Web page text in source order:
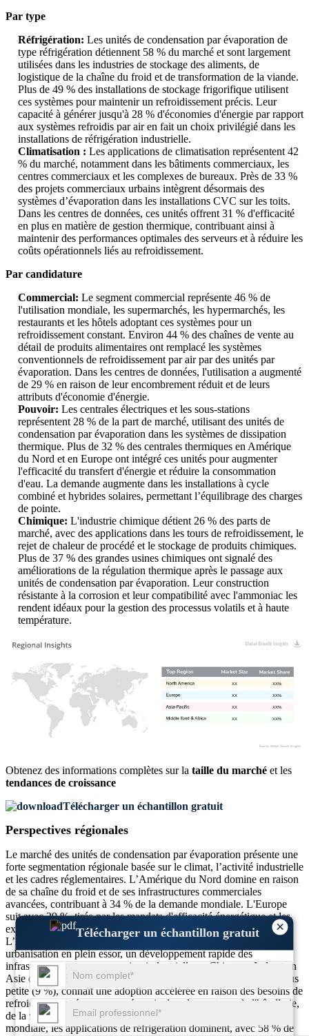
×
Télécharger un échantillon gratuit
Par type
Réfrigération: Les unités de condensation par évaporation de
type réfrigération détiennent 58 % du marché et sont largement
utilisées dans les industries de stockage des aliments, de
logistique de la chaîne du froid et de transformation de la viande.
Plus de 49 % des installations de stockage frigorifique utilisent
ces systèmes pour maintenir un refroidissement précis. Leur
capacité à générer jusqu'à 28 % d'économies d'énergie par rapport
aux systèmes refroidis par air en fait un choix privilégié dans les
installations de réfrigération industrielle.
Climatisation : Les applications de climatisation représentent 42
% du marché, notamment dans les bâtiments commerciaux, les
centres commerciaux et les complexes de bureaux. Près de 33 %
des projets commerciaux urbains intègrent désormais des
systèmes d’évaporation dans les installations CVC sur les toits.
Dans les centres de données, ces unités offrent 31 % d'efficacité
en plus en matière de gestion thermique, contribuant ainsi à
maintenir des performances optimales des serveurs et à réduire les
coûts opérationnels liés au refroidissement.
Par candidature
Commercial: Le segment commercial représente 46 % de
l'utilisation mondiale, les supermarchés, les hypermarchés, les
restaurants et les hôtels adoptant ces systèmes pour un
refroidissement constant. Environ 44 % des chaînes de vente au
détail de produits alimentaires ont remplacé les systèmes
conventionnels de refroidissement par air par des unités par
évaporation. Dans les centres de données, l'utilisation a augmenté
de 29 % en raison de leur encombrement réduit et de leurs
attributs d'économie d'énergie.
Pouvoir: Les centrales électriques et les sous-stations
représentent 28 % de la part de marché, utilisant des unités de
condensation par évaporation dans les systèmes de dissipation
thermique. Plus de 32 % des centrales thermiques en Amérique
du Nord et en Europe ont intégré ces unités pour augmenter
l'efficacité du transfert d'énergie et réduire la consommation
d'eau. La demande augmente dans les installations à cycle
combiné et hybrides solaires, permettant l’équilibrage des charges
de pointe.
Chimique: L'industrie chimique détient 26 % des parts de
marché, avec des applications dans les tours de refroidissement, le
rejet de chaleur de procédé et le stockage de produits chimiques.
Plus de 37 % des grandes usines chimiques ont signalé des
améliorations de la régulation thermique après le passage aux
unités de condensation par évaporation. Leur construction
résistante à la corrosion et leur compatibilité avec l'ammoniac les
rendent idéaux pour la gestion des processus volatils et à haute
température.
XX%
XX
XX%
XX
XX%
XX
XX%
XX
Obtenez des informations complètes sur la taille du marché et les
tendances de croissance
Télécharger un échantillon gratuit
Perspectives régionales
Le marché des unités de condensation par évaporation présente une
forte segmentation régionale basée sur le climat, l’activité industrielle
et les cadres réglementaires. L’Amérique du Nord domine en raison
de sa chaîne du froid et de ses infrastructures commerciales
avancées, contribuant à 34 % de la demande mondiale. L'Europe
suit avec 29 %, tirée par les mandats d'efficacité énergétique et les
exigences croissantes en matière de transformation alimentaire.
L’Asie-Pacifique détient 28 % de part de marché, avec une
urbanisation en plein essor, un développement rapide des
infrastructures et une expansion industrielle en Chine, en Inde et en
Asie du Sud-Est. La région Moyen-Orient et Afrique, bien que plus
petite (9 %), connaît une adoption accélérée en raison des besoins de
refroidissement économe en énergie dans les secteurs de l'hôtellerie,
de la vente au détail et du stockage des aliments. À l'échelle
mondiale, les applications de réfrigération dominent, avec 58 % de